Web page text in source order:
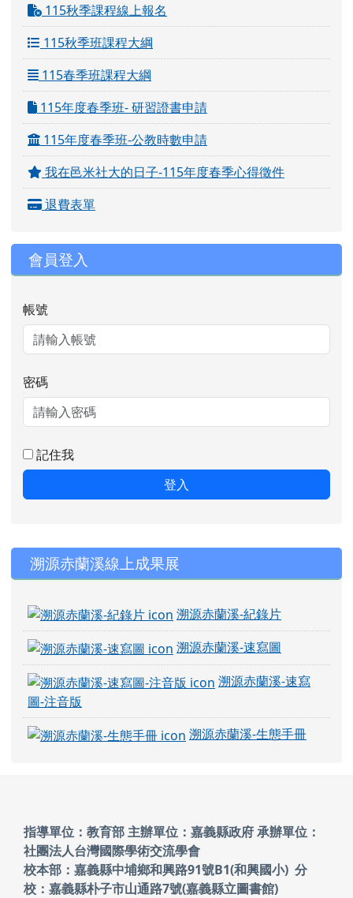
115秋季課程線上報名
115秋季班課程大綱
115春季班課程大綱
115年度春季班- 研習證書申請
115年度春季班-公教時數申請
我在邑米社大的日子-115年度春季心得徵件
退費表單
會員登入
帳號
密碼
記住我
登入
右邊區域內容
溯源赤蘭溪線上成果展
溯源赤蘭溪-紀錄片
溯源赤蘭溪-速寫圖
溯源赤蘭溪-速寫
圖-注音版
溯源赤蘭溪-生態手冊
頁尾區域內容
指導單位：教育部 主辦單位：嘉義縣政府承辦單位：
社團法人台灣國際學術交流學會
校本部：嘉義縣中埔鄉和興路91號B1(和興國小) 分
校：嘉義縣朴子市山通路7號(嘉義縣立圖書館)